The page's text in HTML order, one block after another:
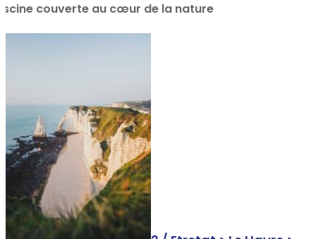
couverte au cœur de la nature